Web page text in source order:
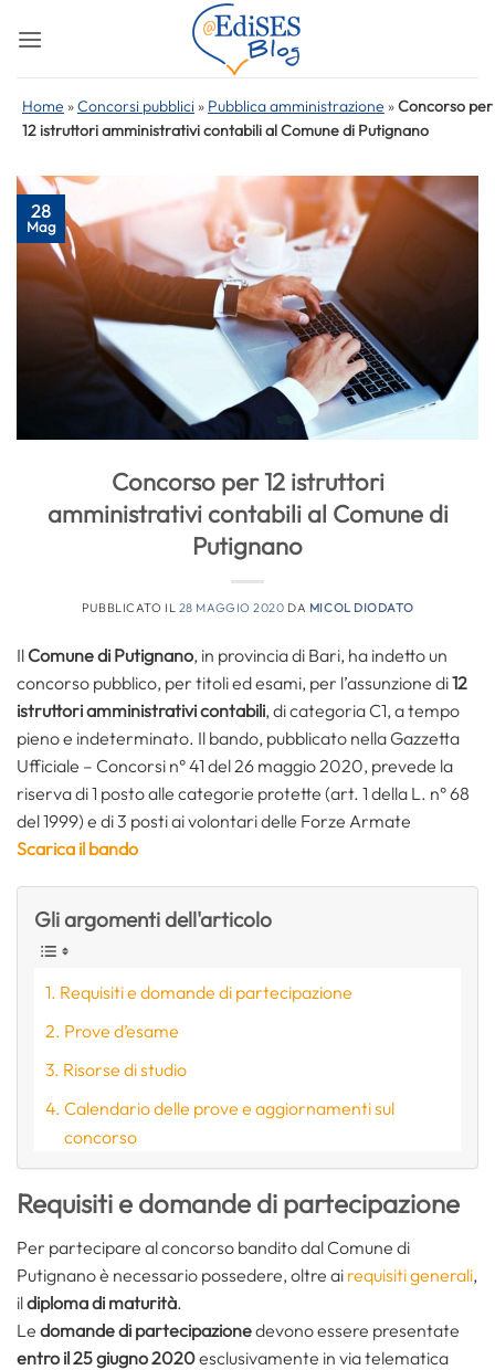
Home »Concorsi pubblici » Pubblica amministrazione »Concorso per
12 istruttori amministrativi contabili al Comune di Putignano
28
Mag
Concorso per 12 istruttori
amministrativi contabili al Comune di
Putignano
PUBBLICATO IL 28 MAGGIO 2020 DA MICOL DIODATO
Il Comune di Putignano, in provincia di Bari, ha indetto un
concorso pubblico, per titoli ed esami, per l’assunzione di12
istruttori amministrativi contabili, di categoria C1, a tempo
pieno e indeterminato. Il bando, pubblicato nella Gazzetta
Ufficiale – Concorsi n° 41 del 26 maggio 2020, prevede la
riserva di 1 posto alle categorie protette (art. 1 della L. n° 68
del 1999) e di 3 posti ai volontari delle Forze Armate
Scarica il bando
Gli argomenti dell'articolo
Requisiti e domande di partecipazione
Prove d’esame
Risorse di studio
Calendario delle prove e aggiornamenti sul
concorso
Requisiti e domande di partecipazione
Per partecipare al concorso bandito dal Comune di
Putignano è necessario possedere, oltre ai requisiti generali,
ildiploma di maturità.
Le domande di partecipazionedevono essere presentate
entro il 25 giugno 2020esclusivamente in via telematica